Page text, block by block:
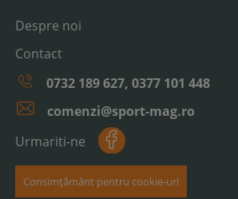
Despre noi
Contact
0732 189 627, 0377 101 448
comenzi@sport-mag.ro
Urmariti-ne
Consimțământ pentru cookie-uri